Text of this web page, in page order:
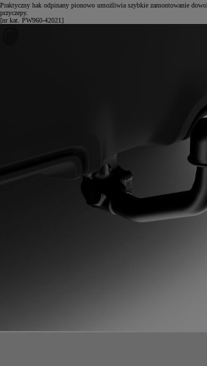
Praktyczny hak odpinany pionowo umożliwia szybkie zamontowanie
przyczepy.
[nr kat. PW960-42021]